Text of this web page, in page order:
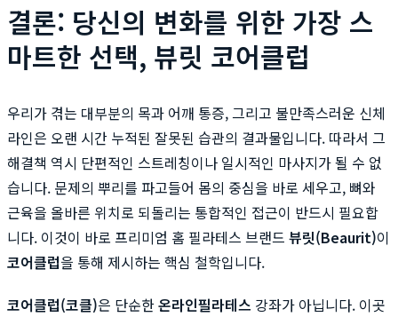
결론: 당신의 변화를 위한 가장 스
마트한 선택, 뷰릿 코어클럽
우리가 겪는 대부분의 목과 어깨 통증, 그리고 불만족스러운 신체
라인은 오랜 시간 누적된 잘못된 습관의 결과물입니다. 따라서 그
해결책 역시 단편적인 스트레칭이나 일시적인 마사지가 될 수 없
습니다. 문제의 뿌리를 파고들어 몸의 중심을 바로 세우고, 뼈와
근육을 올바른 위치로 되돌리는 통합적인 접근이 반드시 필요합
니다. 이것이 바로 프리미엄 홈 필라테스 브랜드 뷰릿(Beaurit)이
코어클럽을 통해 제시하는 핵심 철학입니다.
코어클럽(코클)은 단순한온라인필라테스 강좌가 아닙니다. 이곳